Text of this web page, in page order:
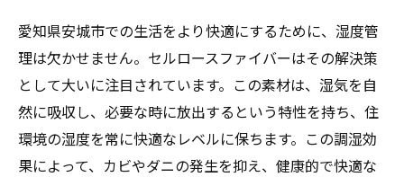
愛知県安城市での生活をより快適にするために、湿度管
理は欠かせません。セルロースファイバーはその解決策
として大いに注目されています。この素材は、湿気を自
然に吸収し、必要な時に放出するという特性を持ち、住
環境の湿度を常に快適なレベルに保ちます。この調湿効
果によって、カビやダニの発生を抑え、健康的で快適な